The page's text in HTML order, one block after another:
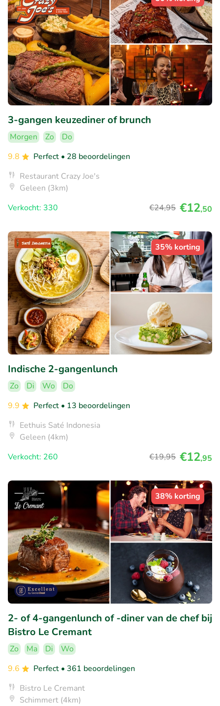
3-gangen keuzediner of brunch
Morgen Zo
Do
9.8
Perfect • 28 beoordelingen
Restaurant Crazy Joe's
Geleen (3km)
Verkocht: 330
€24,95 €12,50
35% korting
Indische 2-gangenlunch
Zo Di Wo
Do
9.9
Perfect • 13 beoordelingen
Eethuis Saté Indonesia
Geleen (4km)
Verkocht: 260
€19,95 €12,95
38% korting
2- of 4-gangenlunch of -diner van de chef bij
Bistro Le Cremant
Zo Ma Di
Wo
9.6
Perfect • 361 beoordelingen
Bistro Le Cremant
Schimmert (4km)